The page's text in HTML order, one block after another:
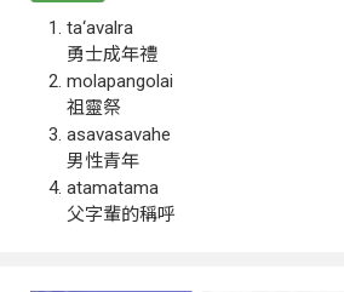
ta‘avalra
勇士成年禮
molapangolai
祖靈祭
asavasavahe
男性青年
atamatama
父字輩的稱呼